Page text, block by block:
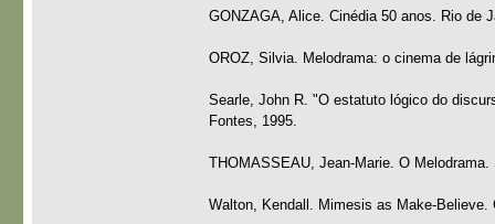
GONZAGA, Alice. Cinédia 50 anos. Rio de
OROZ, Silvia. Melodrama: o cinema de
Searle, John R. "O estatuto lógico do
Fontes, 1995.
THOMASSEAU, Jean-Marie. O
Walton, Kendall. Mimesis as Make-